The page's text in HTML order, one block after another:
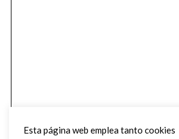
Esta página web emplea tanto cookies